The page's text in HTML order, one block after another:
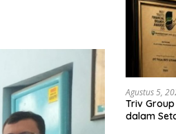
Agustus 5,
Triv
dalam